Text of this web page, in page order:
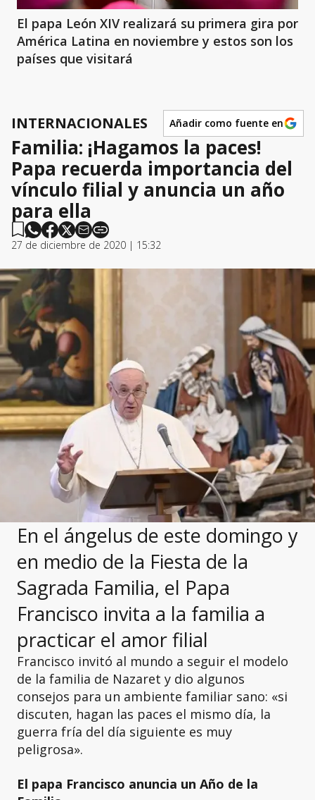
El papa León XIV realizará su primera gira por
América Latina en noviembre y estos son los
países que visitará
INTERNACIONALES Añadir como fuente en
Familia: ¡Hagamos la paces!
Papa recuerda importancia del
vínculo filial y anuncia un año
para ella
27 de diciembre de 2020 | 15:32
En el ángelus de este domingo y
en medio de la Fiesta de la
Sagrada Familia, el Papa
Francisco invita a la familia a
practicar el amor filial
Francisco invitó al mundo a seguir el modelo
de la familia de Nazaret y dio algunos
consejos para un ambiente familiar sano: «si
discuten, hagan las paces el mismo día, la
guerra fría del día siguiente es muy
peligrosa».
El papa Francisco anuncia un Año de la